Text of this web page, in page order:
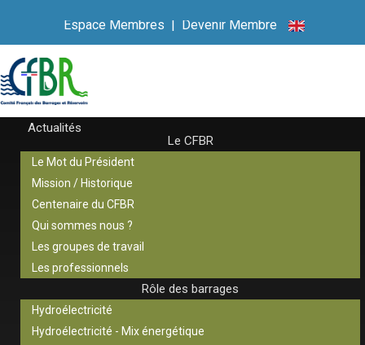
Espace Membres | Devenir Membre
Actualités
Le CFBR
Le Mot du Président
Mission / Historique
Centenaire du CFBR
Qui sommes nous ?
Les groupes de travail
Les professionnels
Rôle des barrages
Hydroélectricité
Hydroélectricité - Mix énergétique